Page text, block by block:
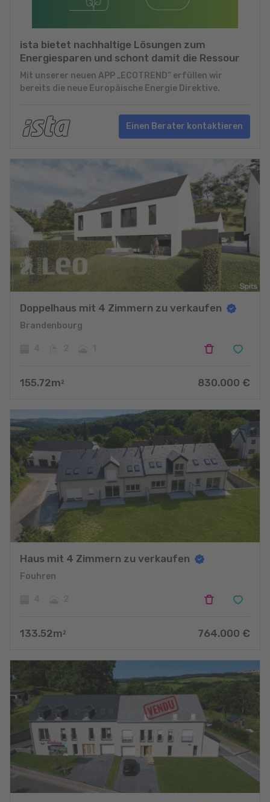
ista bietet nachhaltige Lösungen zum
Energiesparen und schont damit die Ressour
Mit unserer neuen APP „ECOTREND“ erfüllen wir
bereits die neue Europäische Energie Direktive.
Einen Berater kontaktieren
Doppelhaus mit 4 Zimmern zu verkaufen
Brandenbourg
155.72m 2 830.000 €
Haus mit 4 Zimmern zu verkaufen
Fouhren
133.52m 2 764.000 €